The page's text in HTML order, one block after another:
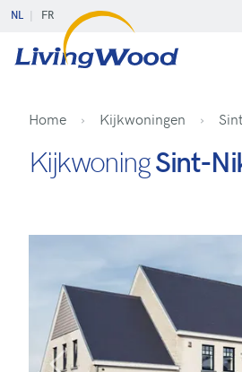
NL FR
Home Kijkwoningen
KijkwoningSint-